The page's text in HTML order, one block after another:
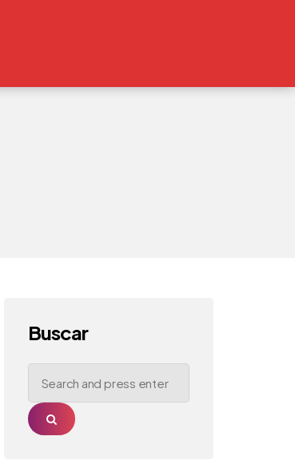
Buscar
Search
for:
Search